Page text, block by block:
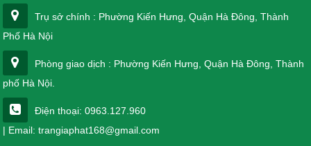
Trụ sở chính : Phường Kiến Hưng, Quận Hà Đông, Thành
Phố Hà Nội
Phòng giao dịch : Phường Kiến Hưng, Quận Hà Đông, Thành
phố Hà Nội.
Điện thoại: 0963.127.960
| Email: trangiaphat168@gmail.com